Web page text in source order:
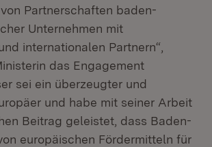
Partnerschaften baden-
Unternehmen mit
internationalen Partnern“,
das Engagement
sei ein überzeugter und
und habe mit seiner Arbeit
Beitrag geleistet, dass Baden-
europäischen Fördermitteln für